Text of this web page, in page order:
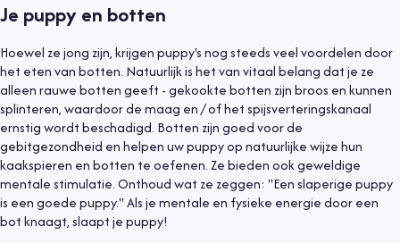
Je puppy en botten
Hoewel ze jong zijn, krijgen puppy's nog steeds veel voordelen door
het eten van botten. Natuurlijk is het van vitaal belang dat je ze
alleen rauwe botten geeft - gekookte botten zijn broos en kunnen
splinteren, waardoor de maag en / of het spijsverteringskanaal
ernstig wordt beschadigd. Botten zijn goed voor de
gebitgezondheid en helpen uw puppy op natuurlijke wijze hun
kaakspieren en botten te oefenen. Ze bieden ook geweldige
mentale stimulatie. Onthoud wat ze zeggen: "Een slaperige puppy
is een goede puppy." Als je mentale en fysieke energie door een
bot knaagt, slaapt je puppy!